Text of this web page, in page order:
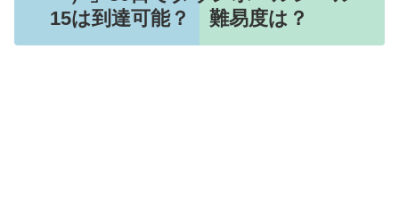
15は到達可能？ 難易度は？